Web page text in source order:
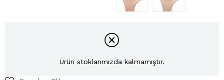
Ürün stoklarımızda kalmamıştır.